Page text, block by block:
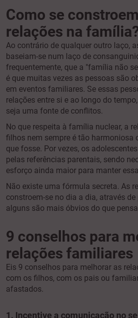
Como se
relações na
Ao contrário de qualquer outro laço,
baseiam-se num laço de
frequentemente, que a "família não
é que muitas vezes as pessoas são
em eventos familiares. Se essas
relações entre si e ao longo do
seja uma fonte de conflitos.
No que respeita à família nuclear, a
filhos nem sempre é tão harmoniosa
que fosse. Por vezes, os
pelas referências parentais, sendo
esforço ainda maior para manter
Não existe uma fórmula secreta. As
constroem-se no dia a dia, através
alguns são mais óbvios do que
9 conselhos para
relações familiares
Eis 9 conselhos para melhorar as
com os filhos, com os pais ou
afastados.
1. Incentive a comunicação no